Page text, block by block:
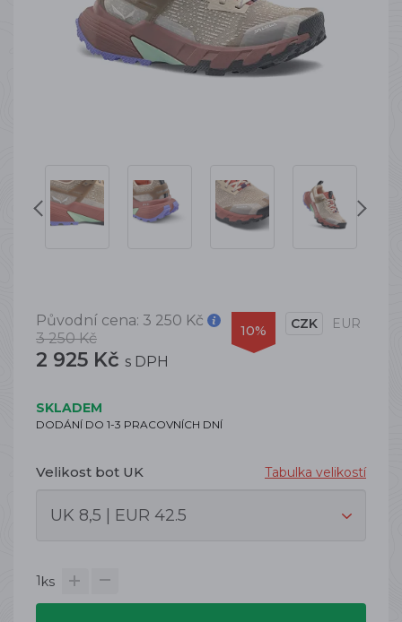
Původní cena: 3 250 Kč
3 250 Kč
2 925 Kč s DPH
10% CZK EUR
SKLADEM
DODÁNÍ DO 1-3 PRACOVNÍCH DNÍ
Velikost bot UK Tabulka velikostí
1ks